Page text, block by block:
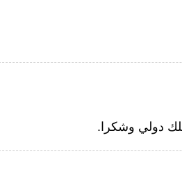
دولي وشكرا.